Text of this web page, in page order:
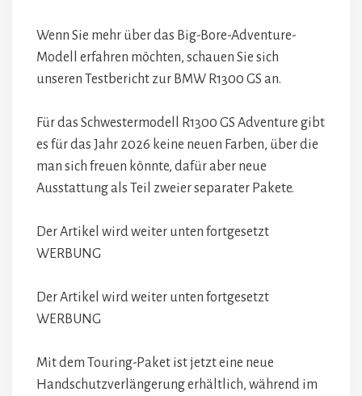
Wenn Sie mehr über das Big-Bore-Adventure-
Modell erfahren möchten, schauen Sie sich
unseren Testbericht zur BMW R1300 GS an.
Für das Schwestermodell R1300 GS Adventure gibt
es für das Jahr 2026 keine neuen Farben, über die
man sich freuen könnte, dafür aber neue
Ausstattung als Teil zweier separater Pakete.
Der Artikel wird weiter unten fortgesetzt
WERBUNG
Der Artikel wird weiter unten fortgesetzt
WERBUNG
Mit dem Touring-Paket ist jetzt eine neue
Handschutzverlängerung erhältlich, während im